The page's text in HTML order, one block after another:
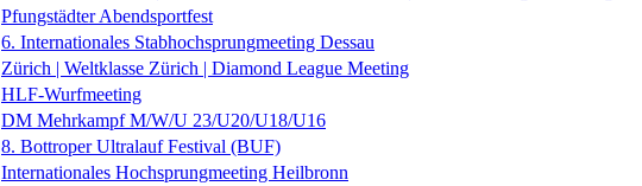
Pfungstädter Abendsportfest
6. Internationales Stabhochsprungmeeting Dessau
Zürich | Weltklasse Zürich | Diamond League Meeting
HLF-Wurfmeeting
DM Mehrkampf M/W/U 23/U20/U18/U16
8. Bottroper Ultralauf Festival (BUF)
Internationales Hochsprungmeeting Heilbronn